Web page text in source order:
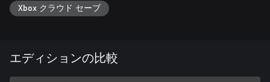
Xbox クラウド セーブ
エディションの比較